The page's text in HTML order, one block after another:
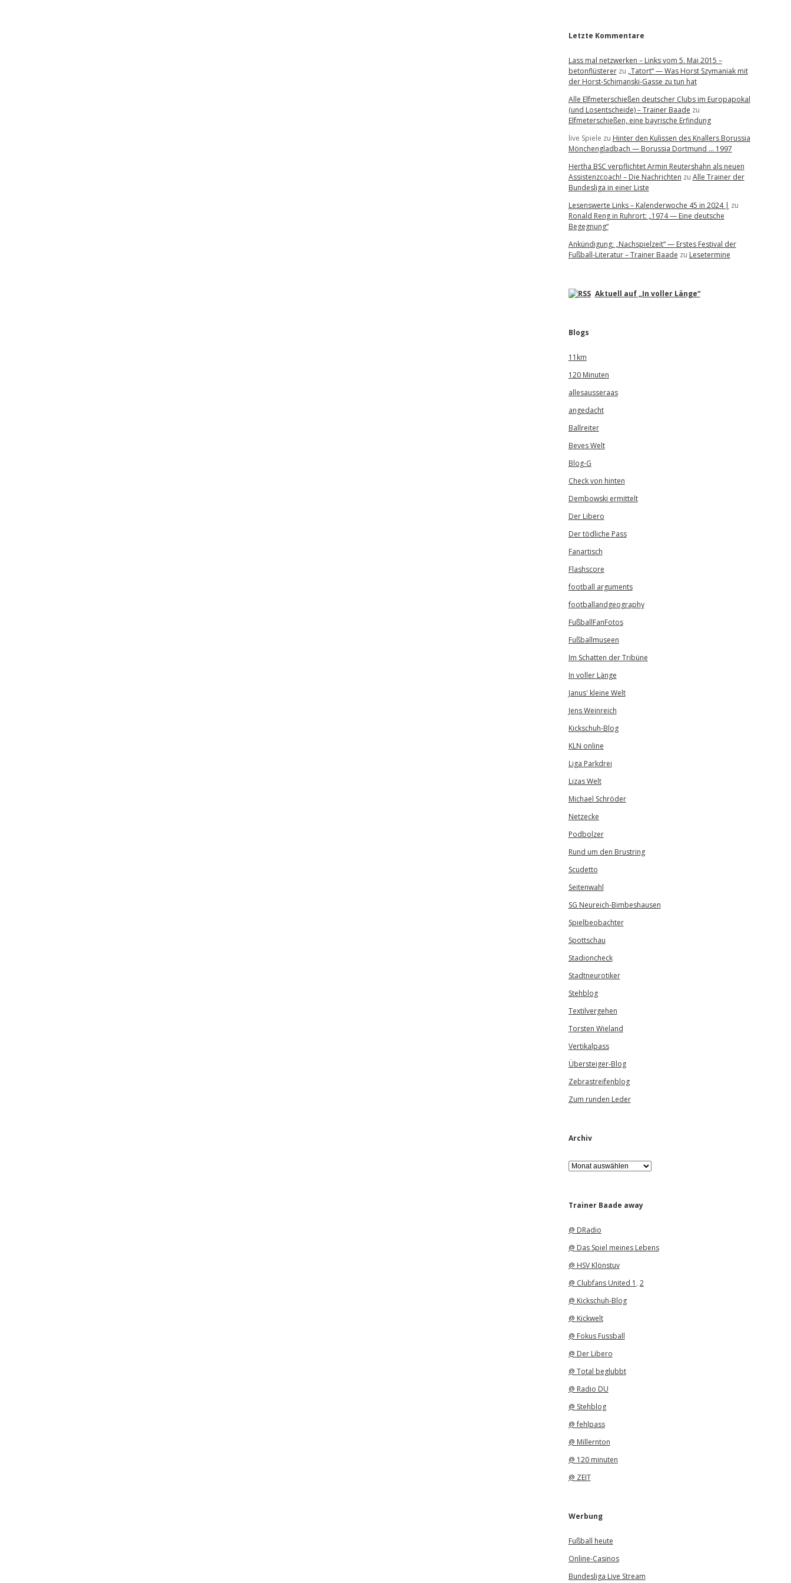
Letzte Kommentare
Lass mal netzwerken – Links vom 5. Mai 2015 –
betonflüstererzu „Tatort“ — Was Horst Szymaniak mit
der Horst-Schimanski-Gasse zu tun hat
Alle Elfmeterschießen deutscher Clubs im Europapokal
(und Losentscheide) – Trainer Baade zu
Elfmeterschießen, eine bayrische Erfindung
live Spiele zu Hinter den Kulissen des Knallers Borussia
Mönchengladbach — Borussia Dortmund … 1997
Hertha BSC verpflichtet Armin Reutershahn als neuen
Assistenzcoach! – Die Nachrichten zu Alle Trainer der
Bundesliga in einer Liste
Lesenswerte Links – Kalenderwoche 45 in 2024 | zu
Ronald Reng in Ruhrort: „1974 — Eine deutsche
Begegnung“
Ankündigung: „Nachspielzeit“ — Erstes Festival der
Fußball-Literatur – Trainer Baade zu Lesetermine
Aktuell auf „In voller Länge“
Blogs
11km
120 Minuten
allesausseraas
angedacht
Ballreiter
Beves Welt
Blog-G
Check von hinten
Dembowski ermittelt
Der Libero
Der tödliche Pass
Fanartisch
Flashscore
football arguments
footballandgeography
FußballFanFotos
Fußballmuseen
Im Schatten der Tribüne
In voller Länge
Janus' kleine Welt
Jens Weinreich
Kickschuh-Blog
KLN online
Liga Parkdrei
Lizas Welt
Michael Schröder
Netzecke
Podbolzer
Rund um den Brustring
Scudetto
Seitenwahl
SG Neureich-Bimbeshausen
Spielbeobachter
Spottschau
Stadioncheck
Stadtneurotiker
Stehblog
Textilvergehen
Torsten Wieland
Vertikalpass
Übersteiger-Blog
Zebrastreifenblog
Zum runden Leder
Archiv
A
r
iTrainer Baade away
@ DRadio
@ Das Spiel meines Lebens
@ HSV Klönstuv
@ Clubfans United 1 , 2
@ Kickschuh-Blog
@ Kickwelt
@ Fokus Fussball
@ Der Libero
@ Total beglubbt
@ Radio DU
@ Stehblog
@ fehlpass
@ Millernton
@ 120 minuten
@ ZEIT
Werbung
Fußball heute
Online-Casinos
Bundesliga Live Stream